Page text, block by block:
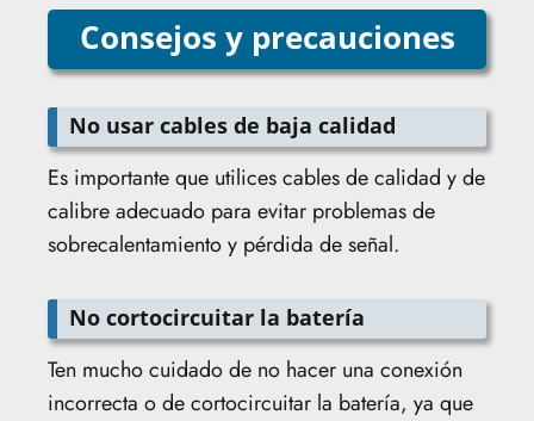
Consejos y precauciones
No usar cables de baja calidad
Es importante que utilices cables de calidad y de
calibre adecuado para evitar problemas de
sobrecalentamiento y pérdida de señal.
No cortocircuitar la batería
Ten mucho cuidado de no hacer una conexión
incorrecta o de cortocircuitar la batería, ya que